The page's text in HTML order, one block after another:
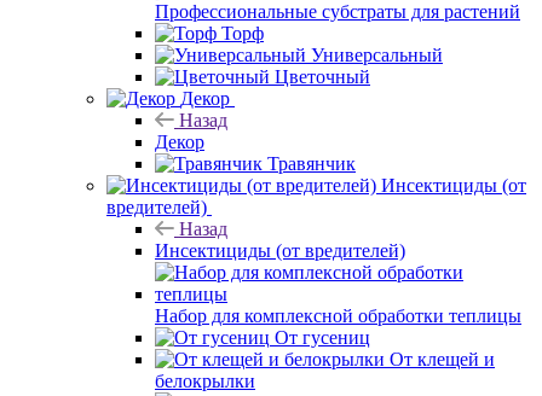
Профессиональные субстраты для растений
Торф
Универсальный
Цветочный
Декор
Назад
Декор
Травянчик
Инсектициды (от
вредителей)
Назад
Инсектициды (от вредителей)
Набор для комплексной обработки теплицы
От гусениц
От клещей и
белокрылки